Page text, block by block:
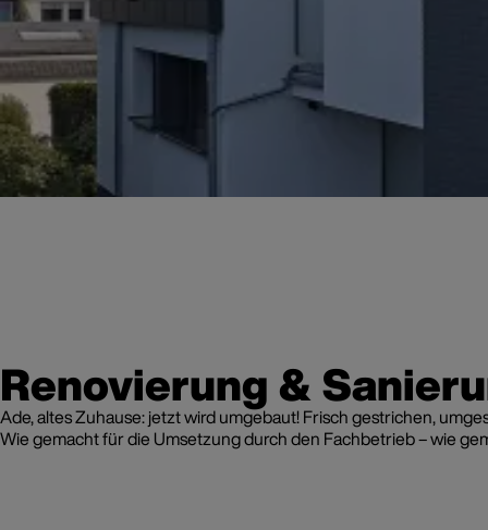
Renovierung &
Ade, altes Zuhause: jetzt wird umgebaut! Frisch gestrichen,
Wie gemacht für die Umsetzung durch den Fachbetrieb – wie